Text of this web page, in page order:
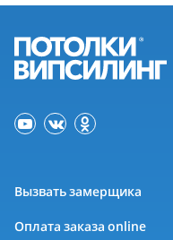
Вызвать замерщика
Оплата заказа online